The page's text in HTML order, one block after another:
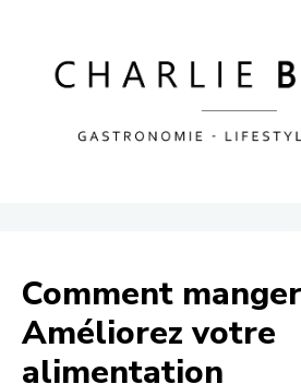
Comment
Améliorez votre
alimentation